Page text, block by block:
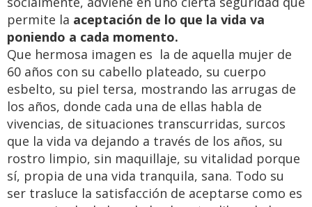
permite la aceptación de lo que la vida va
poniendo a cada momento.
Que hermosa imagen es la de aquella mujer de
60 años con su cabello plateado, su cuerpo
esbelto, su piel tersa, mostrando las arrugas de
los años, donde cada una de ellas habla de
vivencias, de situaciones transcurridas, surcos
que la vida va dejando a través de los años, su
rostro limpio, sin maquillaje, su vitalidad porque
sí, propia de una vida tranquila, sana. Todo su
ser trasluce la satisfacción de aceptarse como es